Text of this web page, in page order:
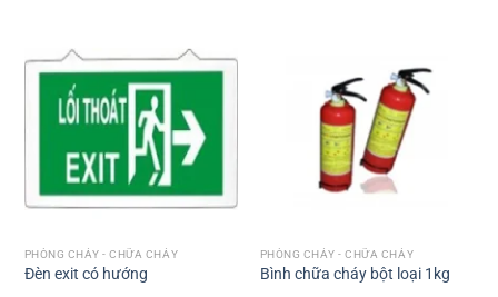
PHÒNG CHÁY - CHỮA CHÁY
Đèn exit có hướng
PHÒNG CHÁY - CHỮA CHÁY
Bình chữa cháy bột loại 1kg